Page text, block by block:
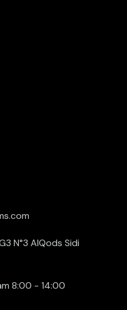
N°3 AlQods Sidi
8:00 - 14:00